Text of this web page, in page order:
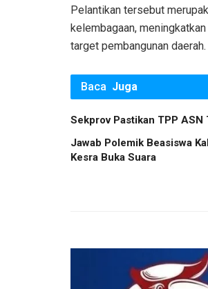
Pelantikan tersebut
kelembagaan,
target pembangunan daerah.
Baca Juga
Sekprov Pastikan TPP ASN
Jawab Polemik Beasiswa
Kesra Buka Suara